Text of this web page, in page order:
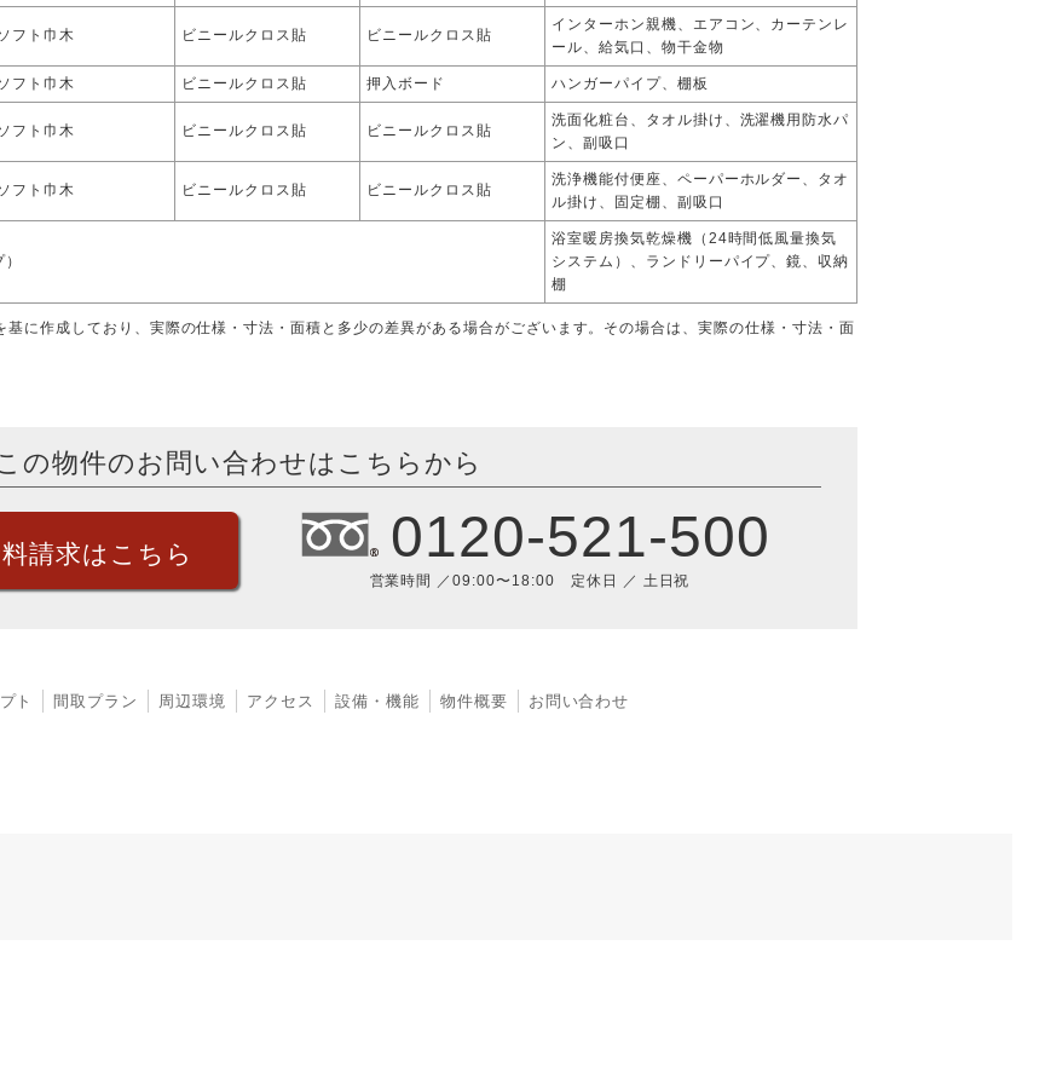
フト巾木 ビニールクロス貼 ビニールクロス貼
インターホン親機、エアコン、カーテンレ
ール、給気口、物干金物
フト巾木 ビニールクロス貼 押入ボード ハンガーパイプ、棚板
フト巾木 ビニールクロス貼 ビニールクロス貼
洗面化粧台、タオル掛け、洗濯機用防水パ
ン、副吸口
フト巾木 ビニールクロス貼 ビニールクロス貼
洗浄機能付便座、ペーパーホルダー、タオ
ル掛け、固定棚、副吸口
浴室暖房換気乾燥機（24時間低風量換気
システム）、ランドリーパイプ、鏡、収納
棚
に作成しており、実際の仕様・寸法・面積と多少の差異がある場合がございます。その場合は、実際の仕様・寸法・面
の物件のお問い合わせはこちらから
請求はこちら 0120-521-500
営業時間 ／09:00〜18:00 定休日 ／ 土日祝
ト 間取プラン 周辺環境 アクセス 設備・機能 物件概要 お問い合わせ